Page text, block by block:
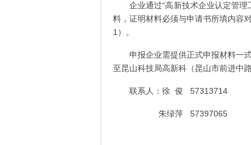
企业通过“高新技术企业认定管
料，证明材料必须与申请书所填内容
1）。
申报企业需提供正式申报材料一
至昆山科技局高新科（昆山市前进中
联系人：徐 俊 57313714
朱绿萍 57397065